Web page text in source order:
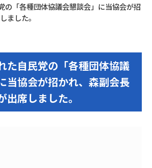
の「各種団体協議会懇談会」に当協会が招
ました。
た自民党の「各種団体協議
当協会が招かれ、森副会長
出席しました。